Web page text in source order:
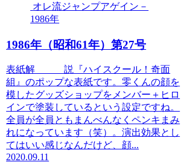
オレ流ジャンプアゲイン－
1986年
1986年（昭和61年）第27号
表紙解 説『ハイスクール！奇面
組』のポップな表紙です。零くんの顔を
模したグッズショップをメンバー＋ヒロ
インで塗装しているという設定ですね。
全員が全員ともまんべんなくペンキまみ
れになっています（笑）。演出効果とし
てはいい感じなんだけど、顔...
2020.09.11